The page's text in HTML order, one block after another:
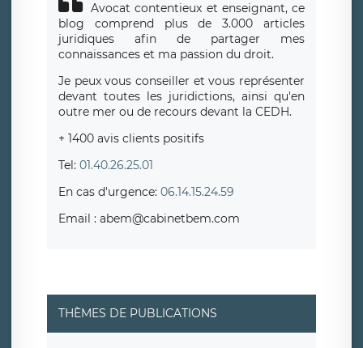
Avocat contentieux et enseignant, ce
blog comprend plus de 3.000 articles
juridiques afin de partager mes
connaissances et ma passion du droit.
Je peux vous conseiller et vous représenter
devant toutes les juridictions, ainsi qu'en
outre mer ou de recours devant la CEDH.
+ 1400 avis clients positifs
Tel: 01.40.26.25.01
En cas d'urgence: 06.14.15.24.59
Email : abem@cabinetbem.com
THÈMES DE PUBLICATIONS